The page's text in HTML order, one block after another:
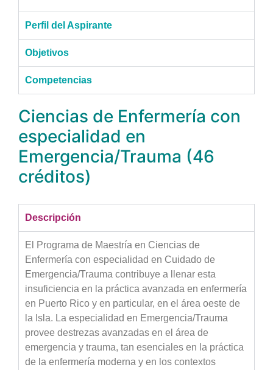
Perfil del Aspirante
Objetivos
Competencias
Ciencias de Enfermería con
especialidad en
Emergencia/Trauma (46
créditos)
Descripción
El Programa de Maestría en Ciencias de
Enfermería con especialidad en Cuidado de
Emergencia/Trauma contribuye a llenar esta
insuficiencia en la práctica avanzada en enfermería
en Puerto Rico y en particular, en el área oeste de
la Isla. La especialidad en Emergencia/Trauma
provee destrezas avanzadas en el área de
emergencia y trauma, tan esenciales en la práctica
de la enfermería moderna y en los contextos